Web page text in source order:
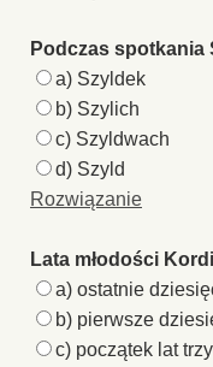
Podczas
a) Szyldek
b) Szylich
c) Szyldwach
d) Szyld
Rozwiązanie
Lata młodości
a) ostatnie
b) pierwsze
c) początek lat